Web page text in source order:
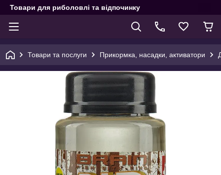
Товари для риболовлі та відпочинку
Товари та послуги Прикормка, насадки, активатори